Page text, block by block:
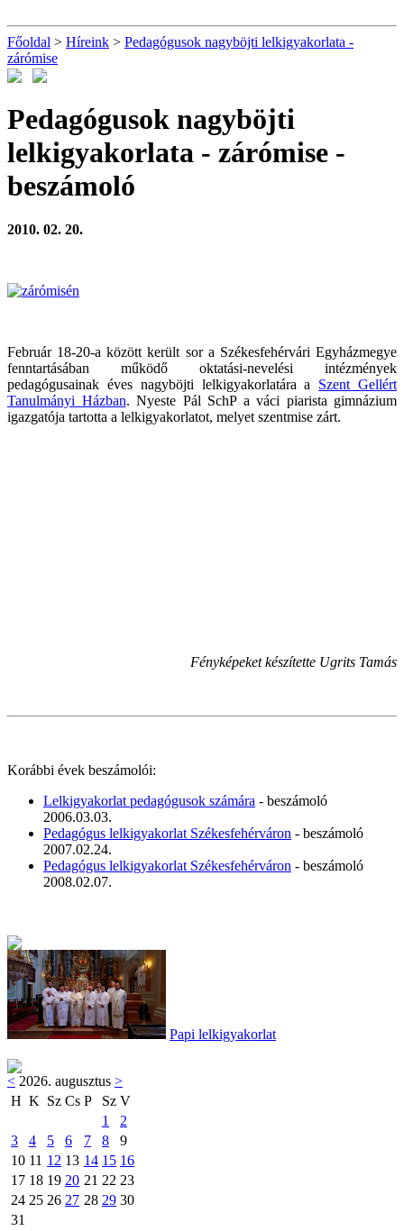
Főoldal > Híreink > Pedagógusok nagyböjti lelkigyakorlata -
zárómise
Pedagógusok nagyböjti
lelkigyakorlata - zárómise -
beszámoló
2010. 02. 20.
Február 18-20-a között került sor a Székesfehérvári Egyházmegye
fenntartásában működő oktatási-nevelési intézmények
pedagógusainak éves nagyböjti lelkigyakorlatára a Szent Gellért
Tanulmányi Házban. Nyeste Pál SchP a váci piarista gimnázium
igazgatója tartotta a lelkigyakorlatot, melyet szentmise zárt.
Fényképeket készítette Ugrits Tamás
Korábbi évek beszámolói:
Lelkigyakorlat pedagógusok számára - beszámoló
2006.03.03.
Pedagógus lelkigyakorlat Székesfehérváron - beszámoló
2007.02.24.
Pedagógus lelkigyakorlat Székesfehérváron - beszámoló
2008.02.07.
Papi lelkigyakorlat
< 2026. augusztus >
H K Sz Cs P Sz V
1
2
3
4 5 6 7 8
9
10 11 12 13 14 15 16
17 18 19 20 21 22 23
24 25 26 27 28 29 30
31